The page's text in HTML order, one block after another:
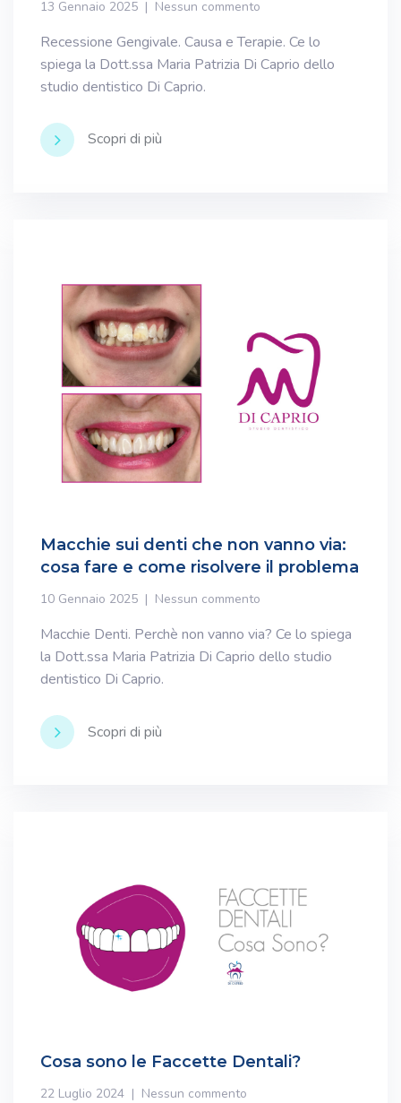
13 Gennaio 2025 Nessun commento
Recessione Gengivale. Causa e Terapie. Ce lo
spiega la Dott.ssa Maria Patrizia Di Caprio dello
studio dentistico Di Caprio.
Scopri di più
Macchie sui denti che non vanno via:
cosa fare e come risolvere il problema
10 Gennaio 2025 Nessun commento
Macchie Denti. Perchè non vanno via? Ce lo spiega
la Dott.ssa Maria Patrizia Di Caprio dello studio
dentistico Di Caprio.
Scopri di più
Cosa sono le Faccette Dentali?
22 Luglio 2024 Nessun commento